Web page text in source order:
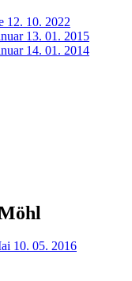
12. 10. 2022
13. 01. 2015
14. 01. 2014
10. 05. 2016